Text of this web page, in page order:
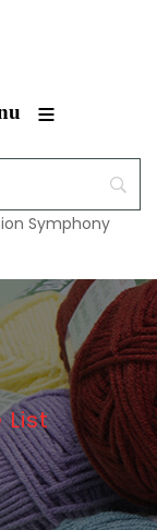
≡
Symphony
List